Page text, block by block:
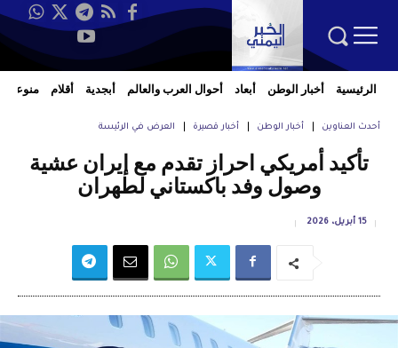
الرئيسية أخبار الوطن أبعاد أحوال العرب والعالم أبجدية أقلام منوعات
أحدث العناوين أخبار الوطن أخبار قصيرة العرض في الرئيسة
تأكيد أمريكي احراز تقدم مع إيران عشية
وصول وفد باكستاني لطهران
15 أبريل، 2026